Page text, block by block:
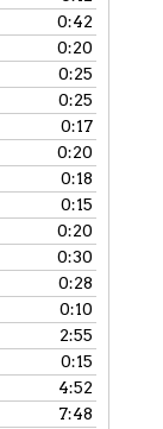
0:42
0:20
0:25
0:25
0:17
0:20
0:18
0:15
0:20
0:30
0:28
0:10
2:55
0:15
4:52
7:48